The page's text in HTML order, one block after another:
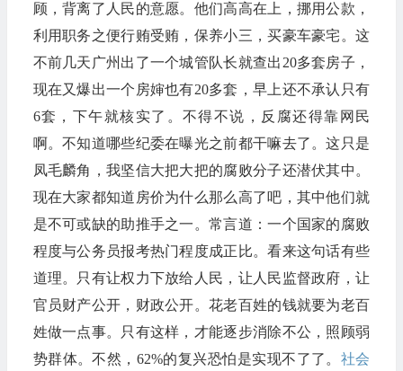
顾，背离了人民的意愿。他们高高在上，挪用公款，
利用职务之便行贿受贿，保养小三，买豪车豪宅。这
不前几天广州出了一个城管队长就查出20多套房子，
现在又爆出一个房婶也有20多套，早上还不承认只有
6套，下午就核实了。不得不说，反腐还得靠网民
啊。不知道哪些纪委在曝光之前都干嘛去了。这只是
凤毛麟角，我坚信大把大把的腐败分子还潜伏其中。
现在大家都知道房价为什么那么高了吧，其中他们就
是不可或缺的助推手之一。常言道：一个国家的腐败
程度与公务员报考热门程度成正比。看来这句话有些
道理。只有让权力下放给人民，让人民监督政府，让
官员财产公开，财政公开。花老百姓的钱就要为老百
姓做一点事。只有这样，才能逐步消除不公，照顾弱
势群体。不然，62%的复兴恐怕是实现不了了。 社会